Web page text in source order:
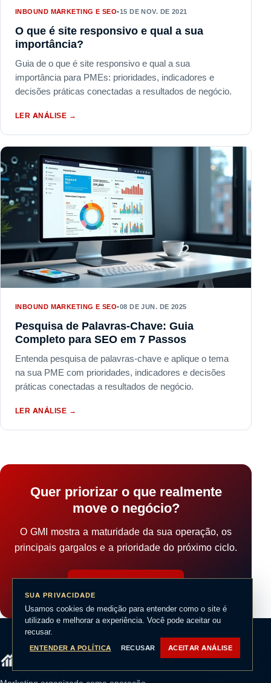
INBOUND MARKETING E SEO•15 DE NOV. DE 2021
O que é site responsivo e qual a sua
importância?
Guia de o que é site responsivo e qual a sua
importância para PMEs: prioridades, indicadores e
decisões práticas conectadas a resultados de negócio.
LER ANÁLISE →
INBOUND MARKETING E SEO•08 DE JUN. DE 2025
Pesquisa de Palavras-Chave: Guia
Completo para SEO em 7 Passos
Entenda pesquisa de palavras-chave e aplique o tema
na sua PME com prioridades, indicadores e decisões
práticas conectadas a resultados de negócio.
LER ANÁLISE →
Quer priorizar o que realmente
move o negócio?
O GMI mostra a maturidade da sua operação, os
principais gargalos e a prioridade do próximo ciclo.
SUA PRIVACIDADE
Usamos cookies de medição para entender como o site é
utilizado e melhorar a experiência. Você pode aceitar ou
recusar.
ENTENDER A POLÍTICA RECUSAR ACEITAR ANÁLISE